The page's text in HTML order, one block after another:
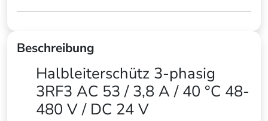
Beschreibung
Halbleiterschütz 3-phasig
3RF3 AC 53 / 3,8 A / 40 °C 48-
480 V / DC 24 V